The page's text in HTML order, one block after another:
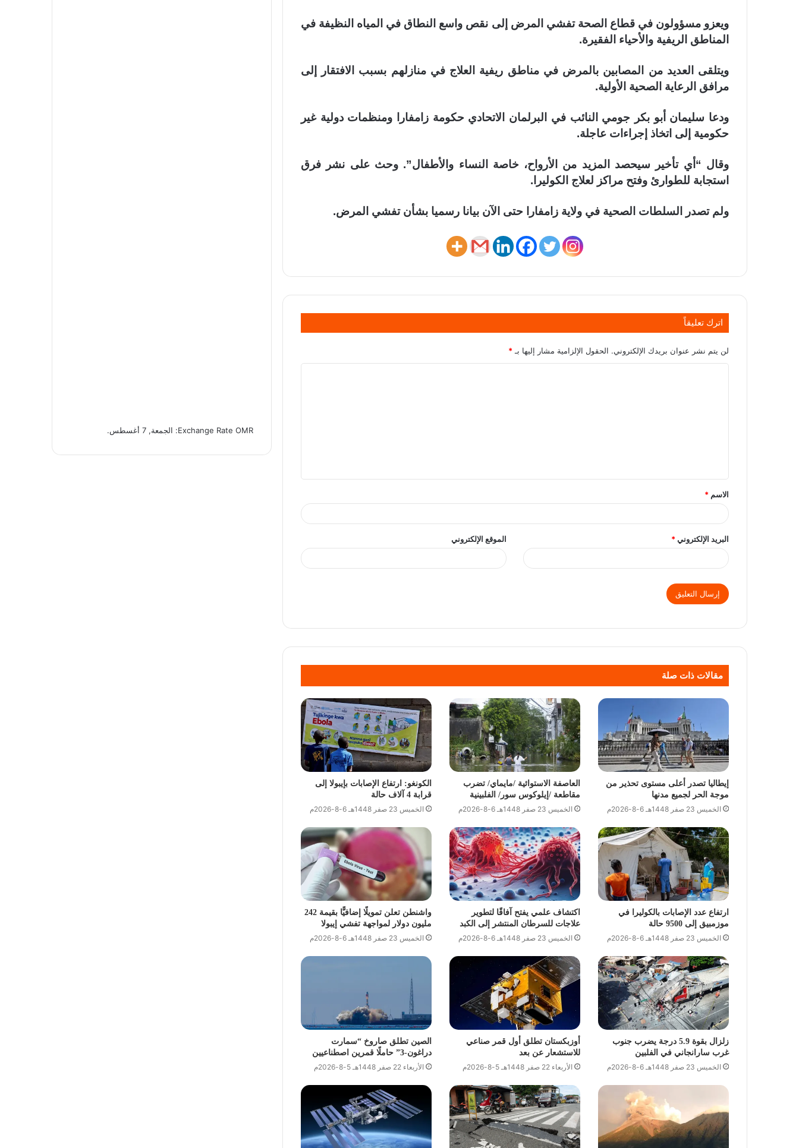
ويعزو مسؤولون في قطاع الصحة تفشي المرض إلى نقص واسع النطاق في المياه النظيفة في
المناطق الريفية والأحياء الفقيرة.
ويتلقى العديد من المصابين بالمرض في مناطق ريفية العلاج في منازلهم بسبب الافتقار إلى
مرافق الرعاية الصحية الأولية.
ودعا سليمان أبو بكر جومي النائب في البرلمان الاتحادي حكومة زامفارا ومنظمات دولية غير
حكومية إلى اتخاذ إجراءات عاجلة.
وقال “أي تأخير سيحصد المزيد من الأرواح، خاصة النساء والأطفال”. وحث على نشر فرق
استجابة للطوارئ وفتح مراكز لعلاج الكوليرا.
ولم تصدر السلطات الصحية في ولاية زامفارا حتى الآن بيانا رسميا بشأن تفشي المرض.
اترك تعليقاً
لن يتم نشر عنوان بريدك الإلكتروني. الحقول الإلزامية مشار إليها بـ *
الاسم *
البريد الإلكتروني* الموقع الإلكتروني
مقالات ذات صلة
إيطاليا تصدر أعلى مستوى تحذير من
موجة الحر لجميع مدنها
الخميس 23 صفر 1448هـ 6-8-2026م
العاصفة الاستوائية /مايماي/ تضرب
مقاطعة /إيلوكوس سور/ الفلبينية
الخميس 23 صفر 1448هـ 6-8-2026م
الكونغو: ارتفاع الإصابات بإيبولا إلى
قرابة 4 آلاف حالة
الخميس 23 صفر 1448هـ 6-8-2026م
ارتفاع عدد الإصابات بالكوليرا في
موزمبيق إلى 9500 حالة
الخميس 23 صفر 1448هـ 6-8-2026م
اكتشاف علمي يفتح آفاقًا لتطوير
علاجات للسرطان المنتشر إلى الكبد
الخميس 23 صفر 1448هـ 6-8-2026م
واشنطن تعلن تمويلًا إضافيًّا بقيمة 242
مليون دولار لمواجهة تفشي إيبولا
الخميس 23 صفر 1448هـ 6-8-2026م
زلزال بقوة 5.9 درجة يضرب جنوب
غرب سارانجاني في الفلبين
الخميس 23 صفر 1448هـ 6-8-2026م
أوزبكستان تطلق أول قمر صناعي
للاستشعار عن بعد
الأربعاء 22 صفر 1448هـ 5-8-2026م
الصين تطلق صاروخ “سمارت
دراغون-3” حاملًا قمرين اصطناعيين
الأربعاء 22 صفر 1448هـ 5-8-2026م
Exchange Rate OMR : الجمعة, 7 أغسطس.